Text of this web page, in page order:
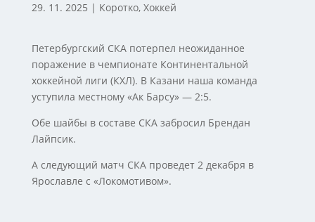
29. 11. 2025 | Коротко, Хоккей
Петербургский СКА потерпел неожиданное
поражение в чемпионате Континентальной
хоккейной лиги (КХЛ). В Казани наша команда
уступила местному «Ак Барсу» — 2:5.
Обе шайбы в составе СКА забросил Брендан
Лайпсик.
А следующий матч СКА проведет 2 декабря в
Ярославле с «Локомотивом».